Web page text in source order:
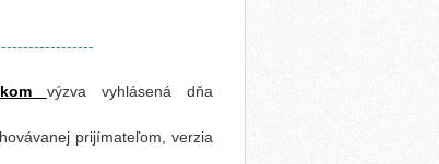
výzva vyhlásená dňa
prijímateľom, verzia